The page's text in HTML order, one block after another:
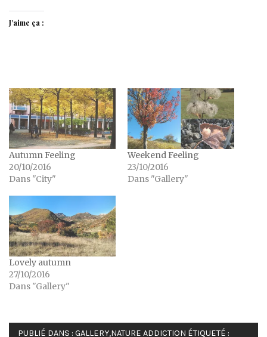
J’aime ça :
Autumn Feeling
20/10/2016
Dans "City"
Weekend Feeling
23/10/2016
Dans "Gallery"
Lovely autumn
27/10/2016
Dans "Gallery"
PUBLIÉ DANS : GALLERY,NATURE ADDICTION ÉTIQUETÉ :